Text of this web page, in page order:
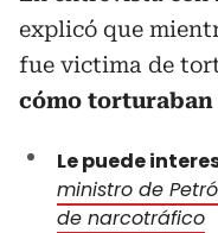
explicó que
fue victima de
cómo torturaban
Le puede
ministro de
de narcotráfico